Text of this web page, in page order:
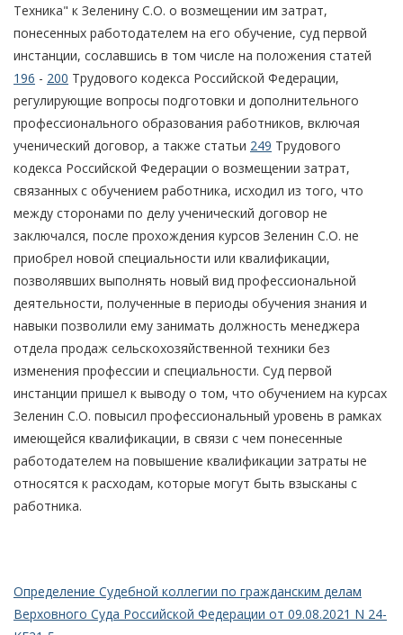
Техника" к Зеленину С.О. о возмещении им затрат,
понесенных работодателем на его обучение, суд первой
инстанции, сославшись в том числе на положения статей
196 - 200 Трудового кодекса Российской Федерации,
регулирующие вопросы подготовки и дополнительного
профессионального образования работников, включая
ученический договор, а также статьи 249 Трудового
кодекса Российской Федерации о возмещении затрат,
связанных с обучением работника, исходил из того, что
между сторонами по делу ученический договор не
заключался, после прохождения курсов Зеленин С.О. не
приобрел новой специальности или квалификации,
позволявших выполнять новый вид профессиональной
деятельности, полученные в периоды обучения знания и
навыки позволили ему занимать должность менеджера
отдела продаж сельскохозяйственной техники без
изменения профессии и специальности. Суд первой
инстанции пришел к выводу о том, что обучением на курсах
Зеленин С.О. повысил профессиональный уровень в рамках
имеющейся квалификации, в связи с чем понесенные
работодателем на повышение квалификации затраты не
относятся к расходам, которые могут быть взысканы с
работника.
Определение Судебной коллегии по гражданским делам
Верховного Суда Российской Федерации от 09.08.2021 N 24-